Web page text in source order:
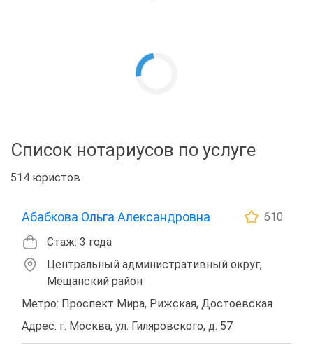
Список нотариусов по услуге
514 юристов
Абабкова Ольга Александровна
610
Стаж: 3 года
Центральный административный округ,
Мещанский район
Метро: Проспект Мира, Рижская, Достоевская
Адрес: г. Москва, ул. Гиляровского, д. 57